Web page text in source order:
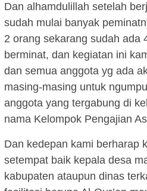
Dan alhamdulillah setelah
sudah mulai banyak
2 orang sekarang sudah ada
berminat, dan kegiatan ini
dan semua anggota yg ada
masing-masing untuk
anggota yang tergabung di
nama Kelompok Pengajian
Dan kedepan kami berharap
setempat baik kepala desa
kabupaten ataupun dinas